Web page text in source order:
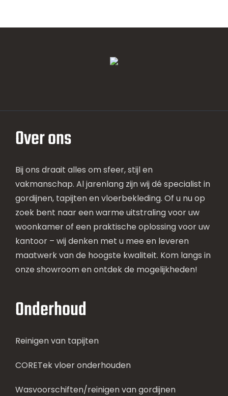
Over ons
Bij ons draait alles om sfeer, stijl en
vakmanschap. Al jarenlang zijn wij dé specialist in
gordijnen, tapijten en vloerbekleding. Of u nu op
zoek bent naar een warme uitstraling voor uw
woonkamer of een praktische oplossing voor uw
kantoor – wij denken met u mee en leveren
maatwerk van de hoogste kwaliteit. Kom langs in
onze showroom en ontdek de mogelijkheden!
Onderhoud
Reinigen van tapijten
CORETek vloer onderhouden
Wasvoorschiften/reinigen van gordijnen